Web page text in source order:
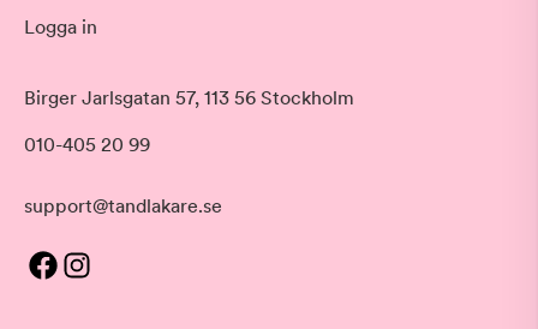
Logga in
Birger Jarlsgatan 57, 113 56 Stockholm
010-405 20 99
support@tandlakare.se